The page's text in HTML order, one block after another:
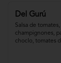
Del Gurú
Salsa de
champignones,
choclo, tomates